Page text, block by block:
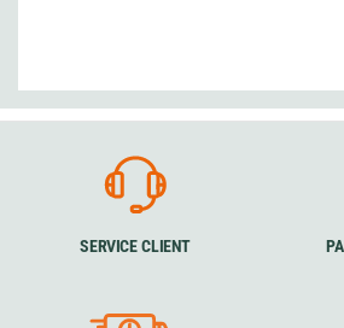
SERVICE CLIENT